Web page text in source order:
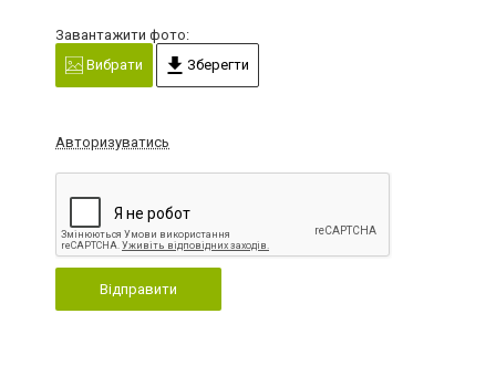
Завантажити фото:
Вибрати
Зберегти
Авторизуватись
Відправити